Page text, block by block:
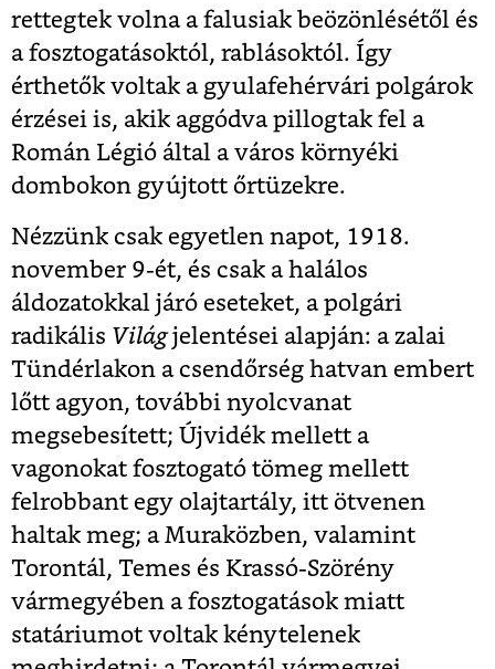
rettegtek volna a falusiak beözönlésétől és
a fosztogatásoktól, rablásoktól. Így
érthetők voltak a gyulafehérvári polgárok
érzései is, akik aggódva pillogtak fel a
Román Légió által a város környéki
dombokon gyújtott őrtüzekre.
Nézzünk csak egyetlen napot, 1918.
november 9-ét, és csak a halálos
áldozatokkal járó eseteket, a polgári
radikális Világjelentései alapján: a zalai
Tündérlakon a csendőrség hatvan embert
lőtt agyon, további nyolcvanat
megsebesített; Újvidék mellett a
vagonokat fosztogató tömeg mellett
felrobbant egy olajtartály, itt ötvenen
haltak meg; a Muraközben, valamint
Torontál, Temes és Krassó-Szörény
vármegyében a fosztogatások miatt
statáriumot voltak kénytelenek